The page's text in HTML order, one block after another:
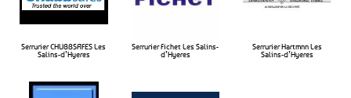
Serrurier CHUBBSAFES Les
Salins-d’Hyeres​
Serrurier Fichet Les Salins-
d’Hyeres​
Serrurier Hartmnn Les
Salins-d’Hyeres​